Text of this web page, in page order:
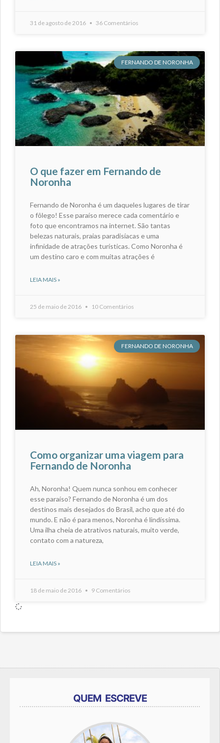
31 de agosto de 2016 36 Comentários
FERNANDO DE NORONHA
O que fazer em Fernando de
Noronha
Fernando de Noronha é um daqueles lugares de tirar
o fôlego! Esse paraíso merece cada comentário e
foto que encontramos na internet. São tantas
belezas naturais, praias paradisíacas e uma
infinidade de atrações turísticas. Como Noronha é
um destino caro e com muitas atrações é
LEIA MAIS »
25 de maio de 2016 10 Comentários
FERNANDO DE NORONHA
Como organizar uma viagem para
Fernando de Noronha
Ah, Noronha! Quem nunca sonhou em conhecer
esse paraíso? Fernando de Noronha é um dos
destinos mais desejados do Brasil, acho que até do
mundo. E não é para menos, Noronha é lindíssima.
Uma ilha cheia de atrativos naturais, muito verde,
contato com a natureza,
LEIA MAIS »
18 de maio de 2016 9 Comentários
QUEM ESCREVE